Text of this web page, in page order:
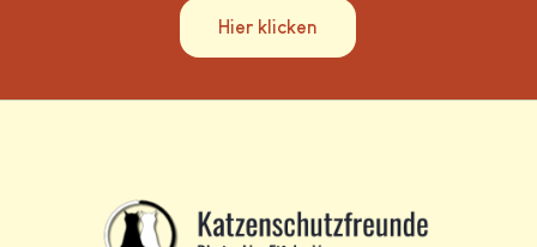
Hier klicken